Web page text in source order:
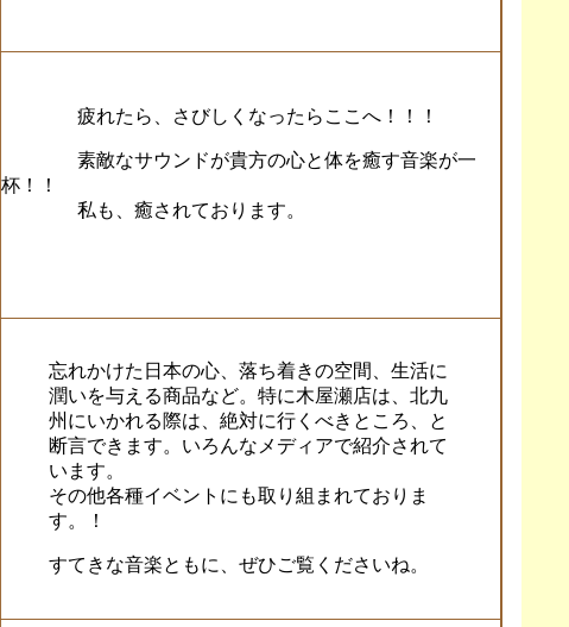
疲れたら、さびしくなったらここへ！！！
素敵なサウンドが貴方の心と体を癒す音楽が一
杯！！
私も、癒されております。
忘れかけた日本の心、落ち着きの空間、生活に
潤いを与える商品など。特に木屋瀬店は、北九
州にいかれる際は、絶対に行くべきところ、と
断言できます。いろんなメディアで紹介されて
います。
その他各種イベントにも取り組まれておりま
す。！
すてきな音楽ともに、ぜひご覧くださいね。